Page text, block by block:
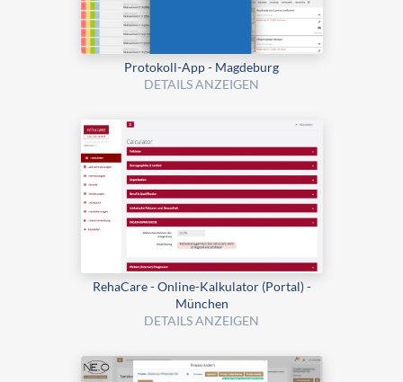
Protokoll-App - Magdeburg
DETAILS ANZEIGEN
RehaCare - Online-Kalkulator (Portal) -
München
DETAILS ANZEIGEN